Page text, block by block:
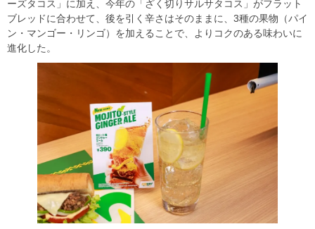
ーズタコス」に加え、今年の「ざく切りサルサタコス」がフラット
ブレッドに合わせて、後を引く辛さはそのままに、3種の果物（パイ
ン・マンゴー・リンゴ）を加えることで、よりコクのある味わいに
進化した。